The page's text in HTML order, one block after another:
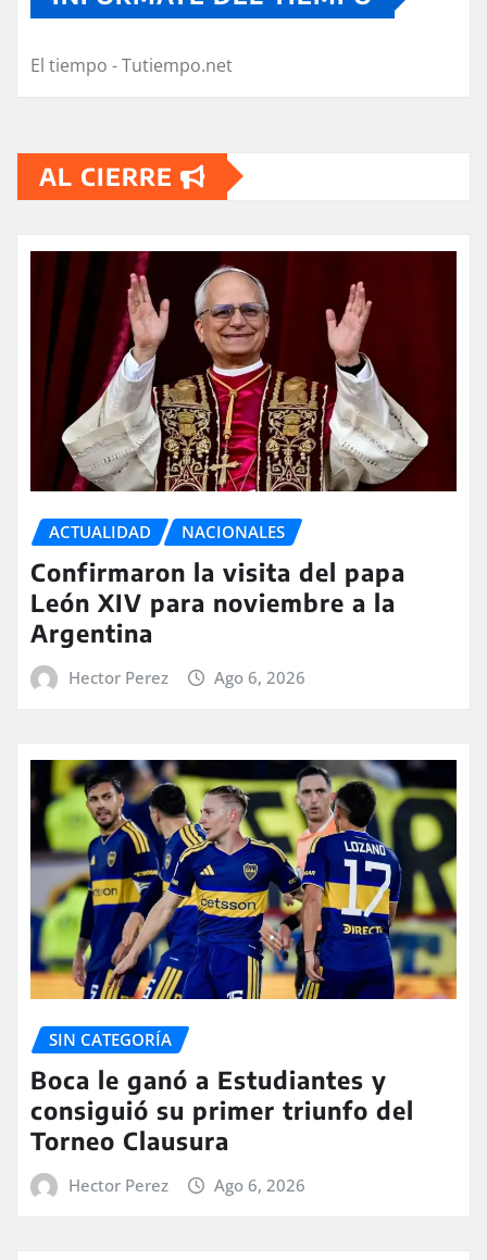
El tiempo - Tutiempo.net
AL CIERRE
ACTUALIDAD NACIONALES
Confirmaron la visita del papa
León XIV para noviembre a la
Argentina
Hector Perez Ago 6, 2026
SIN CATEGORÍA
Boca le ganó a Estudiantes y
consiguió su primer triunfo del
Torneo Clausura
Hector Perez Ago 6, 2026